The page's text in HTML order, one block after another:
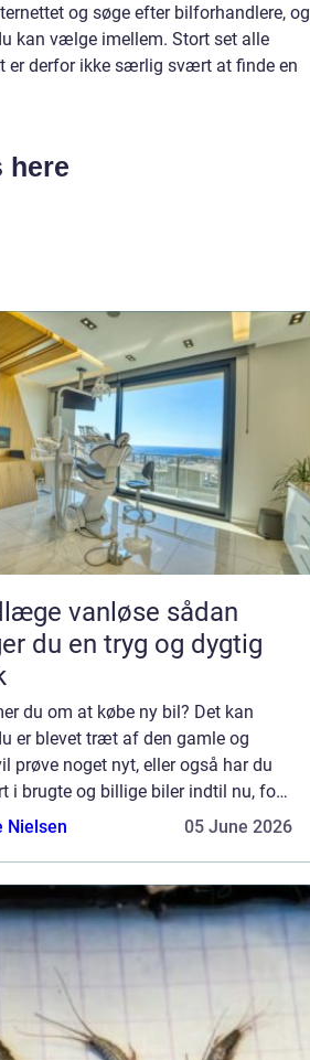
og søge efter bilforhandlere, og
kan vælge imellem. Stort set alle
er derfor ikke særlig svært at finde en
here
vanløse sådan
du en tryg og dygtig
du om at købe ny bil? Det kan
er blevet træt af den gamle og
prøve noget nyt, eller også har du
i brugte og billige biler indtil nu, for
spare op til at købe en ny, og nu
Nielsen 05 June 2026